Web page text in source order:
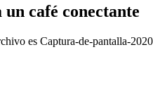
café conectante